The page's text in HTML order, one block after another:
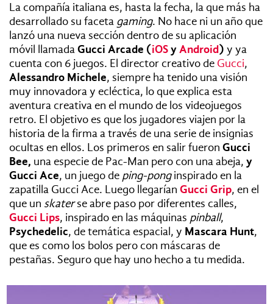
La compañía italiana es, hasta la fecha, la que más ha
desarrollado su faceta gaming. No hace ni un año que
lanzó una nueva sección dentro de su aplicación
móvil llamadaGucci Arcade (iOSyAndroid) y ya
cuenta con 6 juegos. El director creativo de Gucci,
Alessandro Michele, siempre ha tenido una visión
muy innovadora y ecléctica, lo que explica esta
aventura creativa en el mundo de los videojuegos
retro. El objetivo es que los jugadores viajen por la
historia de la firma a través de una serie de insignias
ocultas en ellos. Los primeros en salir fueron Gucci
Bee, una especie de Pac-Man pero con una abeja, y
Gucci Ace, un juego de ping-pong inspirado en la
zapatilla Gucci Ace. Luego llegarían Gucci Grip, en el
que un skaterse abre paso por diferentes calles,
Gucci Lips, inspirado en las máquinas pinball,
Psychedelic, de temática espacial, y Mascara Hunt,
que es como los bolos pero con máscaras de
pestañas. Seguro que hay uno hecho a tu medida.